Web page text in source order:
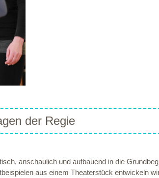
der Regie
anschaulich und aufbauend in die
aus einem Theaterstück entwickeln